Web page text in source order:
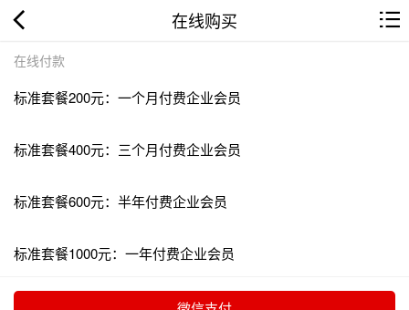
在线购买
在线付款
标准套餐200元：一个月付费企业会员
标准套餐400元：三个月付费企业会员
标准套餐600元：半年付费企业会员
标准套餐1000元：一年付费企业会员